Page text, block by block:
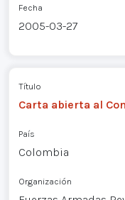
Fecha
2005-03-27
Título
Carta abierta al
País
Colombia
Organización